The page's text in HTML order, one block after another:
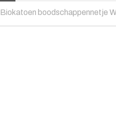
Biokatoen boodschappennetje